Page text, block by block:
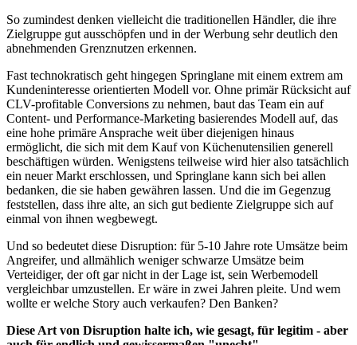
So zumindest denken vielleicht die traditionellen Händler, die ihre
Zielgruppe gut ausschöpfen und in der Werbung sehr deutlich den
abnehmenden Grenznutzen erkennen.
Fast technokratisch geht hingegen Springlane mit einem extrem am
Kundeninteresse orientierten Modell vor. Ohne primär Rücksicht auf
CLV-profitable Conversions zu nehmen, baut das Team ein auf
Content- und Performance-Marketing basierendes Modell auf, das
eine hohe primäre Ansprache weit über diejenigen hinaus
ermöglicht, die sich mit dem Kauf von Küchenutensilien generell
beschäftigen würden. Wenigstens teilweise wird hier also tatsächlich
ein neuer Markt erschlossen, und Springlane kann sich bei allen
bedanken, die sie haben gewähren lassen. Und die im Gegenzug
feststellen, dass ihre alte, an sich gut bediente Zielgruppe sich auf
einmal von ihnen wegbewegt.
Und so bedeutet diese Disruption: für 5-10 Jahre rote Umsätze beim
Angreifer, und allmählich weniger schwarze Umsätze beim
Verteidiger, der oft gar nicht in der Lage ist, sein Werbemodell
vergleichbar umzustellen. Er wäre in zwei Jahren pleite. Und wem
wollte er welche Story auch verkaufen? Den Banken?
Diese Art von Disruption halte ich, wie gesagt, für legitim - aber